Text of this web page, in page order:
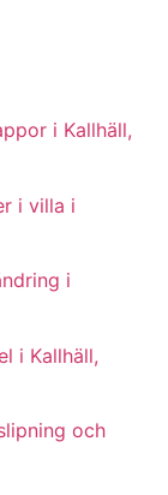
i Kallhäll,
i villa i
i
i Kallhäll,
och